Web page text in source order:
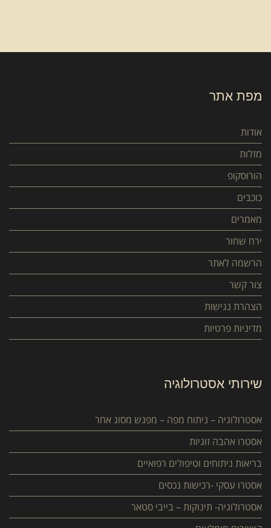
מפת אתר
אודות
מזלות
הורוסקופ
כוכבים
מאמרים
ירח שחור
הרשמה לאתר
צור קשר
הצהרת נגישות
מדיניות פרטיות
שירותי אסטרולוגיה
אסטרולוגיה – ניתוח מפה – מפגש מסוג אחר
אסטרו אהבה זוגיות
בריאות ניתוחים וטיפולים רפואיים
אסטרו עסקי -רכישות נכסים
אסטרולוגיה- תינוקות – בייבי סטאר